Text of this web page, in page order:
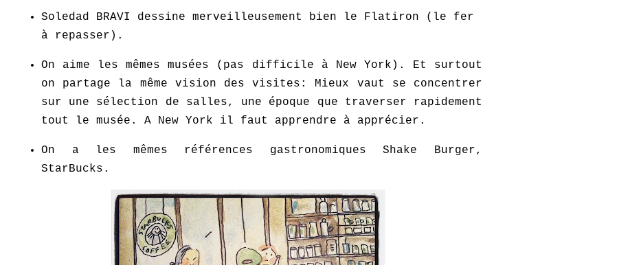
Soledad BRAVI dessine merveilleusement bien le Flatiron (le fer
à repasser).
On aime les mêmes musées (pas difficile à New York). Et surtout
on partage la même vision des visites: Mieux vaut se concentrer
sur une sélection de salles, une époque que traverser rapidement
tout le musée. A New York il faut apprendre à apprécier.
On a les mêmes références gastronomiques Shake Burger,
StarBucks.